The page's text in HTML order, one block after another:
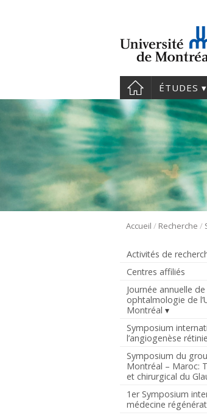
ÉTUDES
Accueil / Recherche /
Activités de
Centres affiliés
Journée annuelle
ophtalmologie de
Montréal
Symposium
l’angiogenèse
Symposium du
Montréal – Maroc:
et chirurgical du
1er Symposium
médecine